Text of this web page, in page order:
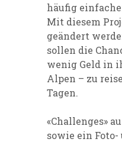
häufig
Mit diesem
geändert
sollen die
wenig Geld in
Alpen – zu
Tagen.
«Challenges»
sowie ein Foto-